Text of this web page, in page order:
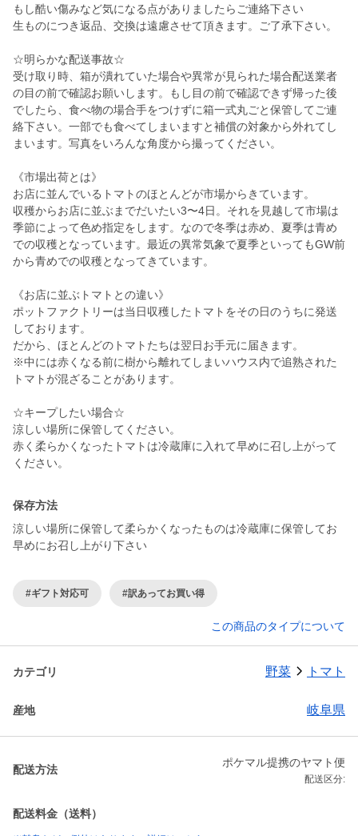
もし酷い傷みなど気になる点がありましたらご連絡下さい
生ものにつき返品、交換は遠慮させて頂きます。ご了承下さい。
☆明らかな配送事故☆
受け取り時、箱が潰れていた場合や異常が見られた場合配送業者
の目の前で確認お願いします。もし目の前で確認できず帰った後
でしたら、食べ物の場合手をつけずに箱一式丸ごと保管してご連
絡下さい。一部でも食べてしまいますと補償の対象から外れてし
まいます。写真をいろんな角度から撮ってください。
《市場出荷とは》
お店に並んでいるトマトのほとんどが市場からきています。
収穫からお店に並ぶまでだいたい3〜4日。それを見越して市場は
季節によって色め指定をします。なので冬季は赤め、夏季は青め
での収穫となっています。最近の異常気象で夏季といってもGW前
から青めでの収穫となってきています。
《お店に並ぶトマトとの違い》
ポットファクトリーは当日収穫したトマトをその日のうちに発送
しております。
だから、ほとんどのトマトたちは翌日お手元に届きます。
※中には赤くなる前に樹から離れてしまいハウス内で追熟された
トマトが混ざることがあります。
☆キープしたい場合☆
涼しい場所に保管してください。
赤く柔らかくなったトマトは冷蔵庫に入れて早めに召し上がって
保存方法
涼しい場所に保管して柔らかくなったものは冷蔵庫に保管してお
早めにお召し上がり下さい
#ギフト対応可 #訳あってお買い得
この商品のタイプについて
カテゴリ 野菜 トマト
産地 岐阜県
配送方法
ポケマル提携のヤマト便
配送区分:
配送料金（送料）